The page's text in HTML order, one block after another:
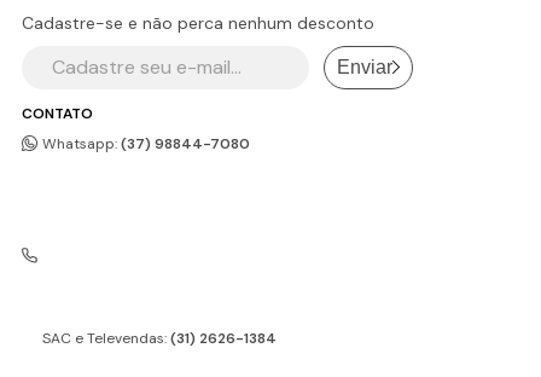
CONTATO
Whatsapp:(37) 98844-7080
SAC e Televendas:(31) 2626-1384
Cadastre-se e não perca nenhum desconto
Enviar